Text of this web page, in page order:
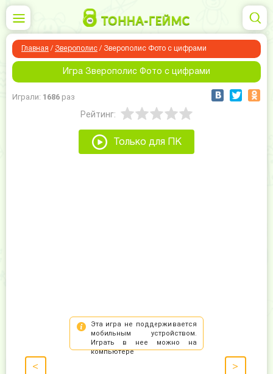
Главная / Зверополис / Зверополис Фото с цифрами
Игра Зверополис Фото с цифрами
Играли: 1686 раз
Рейтинг:
Только для ПК
< >